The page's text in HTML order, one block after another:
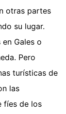
otras partes
su lugar.
Gales o
Pero
turísticas de
las
fíes de los